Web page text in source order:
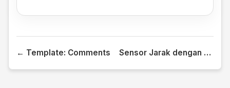
← Template: Comments Sensor Jarak dengan Ultrasonic →